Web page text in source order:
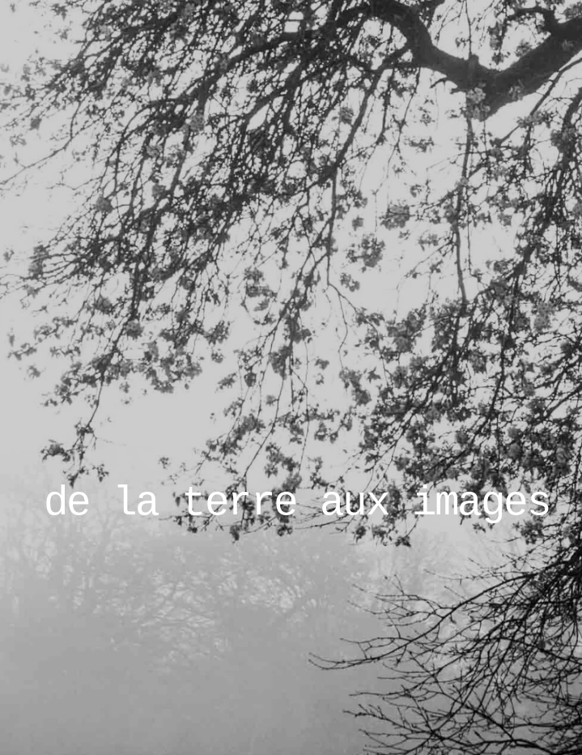
de la terre aux images